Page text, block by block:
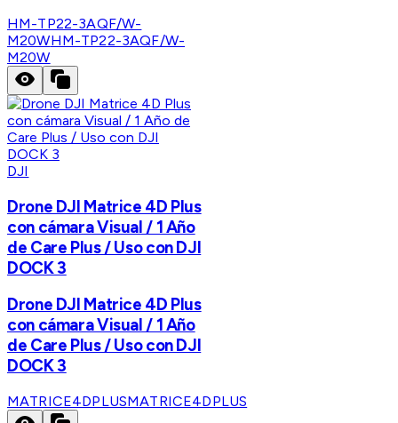
HM-TP22-3AQF/W-
M20WHM-TP22-3AQF/W-
M20W
DJI
Drone DJI Matrice 4D Plus
con cámara Visual / 1 Año
de Care Plus / Uso con DJI
DOCK 3
Drone DJI Matrice 4D Plus
con cámara Visual / 1 Año
de Care Plus / Uso con DJI
DOCK 3
MATRICE4DPLUSMATRICE4DPLUS